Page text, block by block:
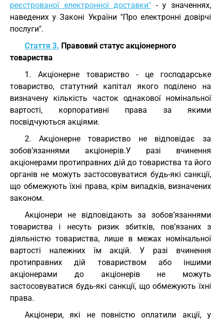
реєстрованої електронної доставки" - у значеннях,
наведених у Законі України "Про електронні довірчі
послуги".
Стаття 3. Правовий статус акціонерного
товариства
1. Акціонерне товариство - це господарське
товариство, статутний капітал якого поділено на
визначену кількість часток однакової номінальної
вартості, корпоративні права за якими
посвідчуються акціями.
2. Акціонерне товариство не відповідає за
зобов’язаннями акціонерів.У разі вчинення
акціонерами протиправних дій до товариства та його
органів не можуть застосовуватися будь-які санкції,
що обмежують їхні права, крім випадків, визначених
законом.
Акціонери не відповідають за зобов’язаннями
товариства і несуть ризик збитків, пов’язаних з
діяльністю товариства, лише в межах номінальної
вартості належних їм акцій. У разі вчинення
протиправних дій товариством або іншими
акціонерами до акціонерів не можуть
застосовуватися будь-які санкції, що обмежують їхні
права.
Акціонери, які не повністю оплатили акції, у